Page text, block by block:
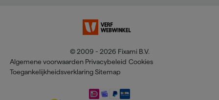
© 2009 - 2026 Fixami B.V.
Algemene voorwaarden Privacybeleid Cookies
Toegankelijkheidsverklaring Sitemap